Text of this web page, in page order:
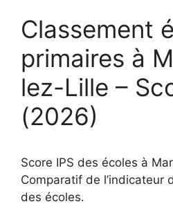
Classement
primaires à
lez-Lille –
(2026)
Score IPS des écoles à
Comparatif de l’indicateur
des écoles.